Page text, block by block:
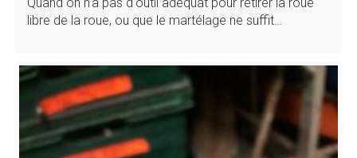
libre de la roue, ou que le martélage ne suffit…